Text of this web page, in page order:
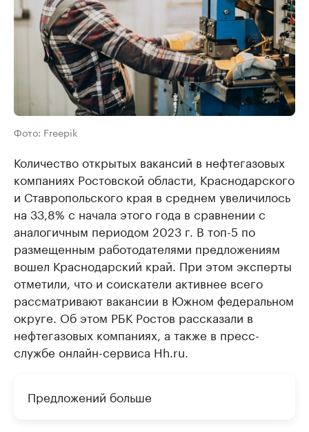
Фото: Freepik
Количество открытых вакансий в нефтегазовых
компаниях Ростовской области, Краснодарского
и Ставропольского края в среднем увеличилось
на 33,8% с начала этого года в сравнении с
аналогичным периодом 2023 г. В топ-5 по
размещенным работодателями предложениям
вошел Краснодарский край. При этом эксперты
отметили, что и соискатели активнее всего
рассматривают вакансии в Южном федеральном
округе. Об этом РБК Ростов рассказали в
нефтегазовых компаниях, а также в пресс-
службе онлайн-сервиса Hh.ru.
Предложений больше